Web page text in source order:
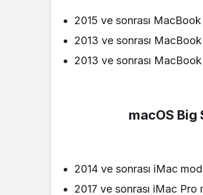
2015 ve sonrası
2013 ve sonrası
2013 ve sonrası
macOS
2014 ve sonrası iMac
2017 ve sonrası iMac Pro